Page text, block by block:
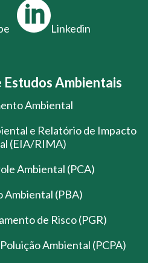
Linkedin
Ambientais
Ambiental
e Relatório de Impacto
(EIA/RIMA)
Ambiental (PCA)
Ambiental (PBA)
de Risco (PGR)
Ambiental (PCPA)